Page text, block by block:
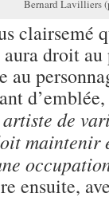
Bernard Lavilliers
clairsemé
droit
artiste de
maintenir
ensuite,